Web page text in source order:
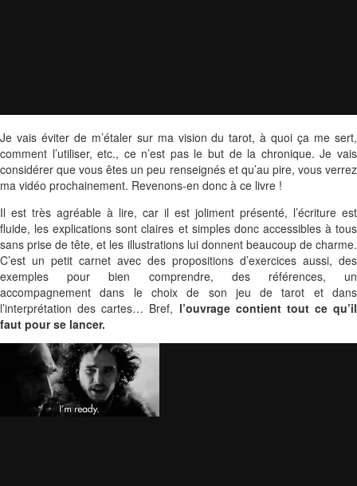
Je vais éviter de m’étaler sur ma vision du tarot, à quoi ça me sert,
comment l’utiliser, etc., ce n’est pas le but de la chronique. Je vais
considérer que vous êtes un peu renseignés et qu’au pire, vous verrez
ma vidéo prochainement. Revenons-en donc à ce livre !
Il est très agréable à lire, car il est joliment présenté, l’écriture est
fluide, les explications sont claires et simples donc accessibles à tous
sans prise de tête, et les illustrations lui donnent beaucoup de charme.
C’est un petit carnet avec des propositions d’exercices aussi, des
exemples pour bien comprendre, des références, un
accompagnement dans le choix de son jeu de tarot et dans
l’interprétation des cartes… Bref, l’ouvrage contient tout ce qu’il
faut pour se lancer.